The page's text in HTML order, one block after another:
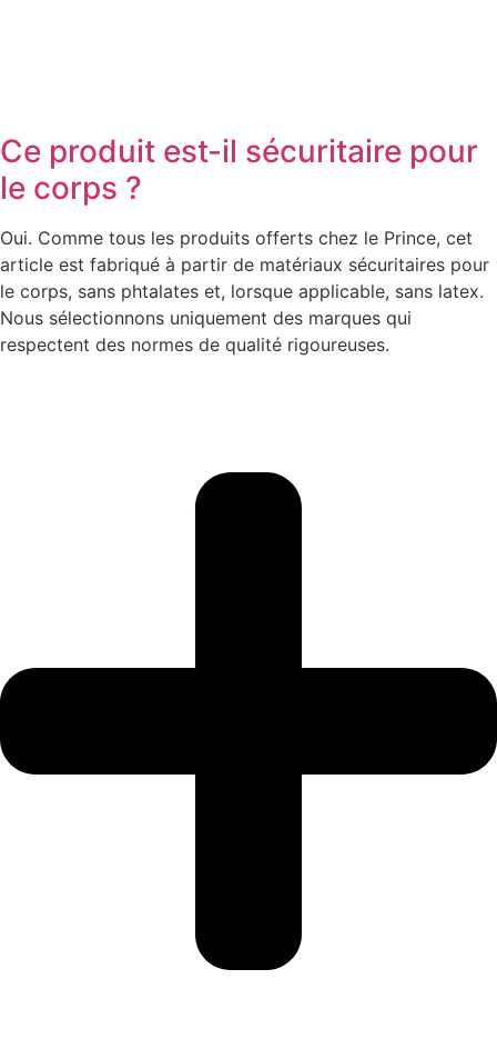
Ce produit est-il sécuritaire pour
le corps ?
Oui. Comme tous les produits offerts chez le Prince, cet
article est fabriqué à partir de matériaux sécuritaires pour
le corps, sans phtalates et, lorsque applicable, sans latex.
Nous sélectionnons uniquement des marques qui
respectent des normes de qualité rigoureuses.